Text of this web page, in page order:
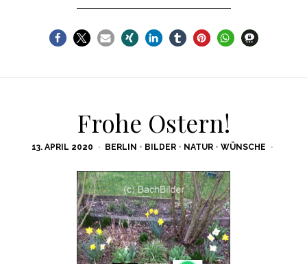
Frohe Ostern!
POSTED
13. APRIL 2020 BERLIN • BILDER • NATUR • WÜNSCHE